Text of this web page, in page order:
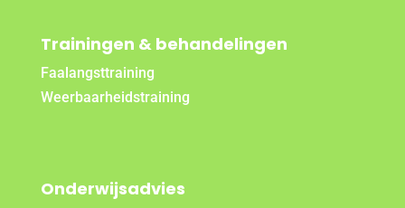
Trainingen & behandelingen
Faalangsttraining
Weerbaarheidstraining
Onderwijsadvies